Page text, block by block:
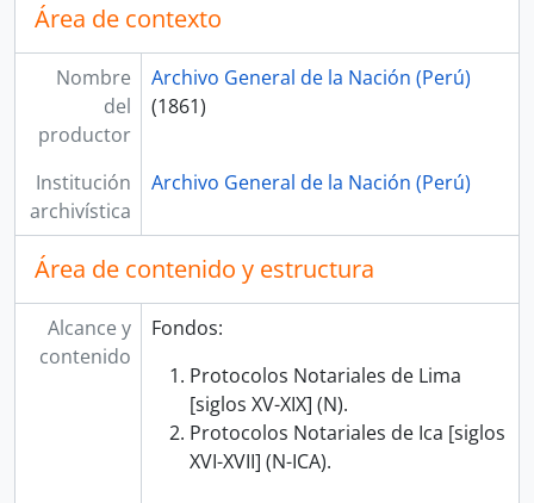
Área de contexto
Nombre
del
productor
Archivo General de la Nación (Perú)
(1861)
Institución
archivística
Archivo General de la Nación (Perú)
Área de contenido y estructura
Alcance y
contenido
Fondos:
Protocolos Notariales de Lima
[siglos XV-XIX] (N).
Protocolos Notariales de Ica [siglos
XVI-XVII] (N-ICA).